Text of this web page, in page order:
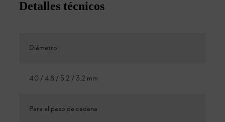
Detalles técnicos
Diámetro
4.0 / 4.8 / 5.2 / 3.2 mm
Para el paso de cadena